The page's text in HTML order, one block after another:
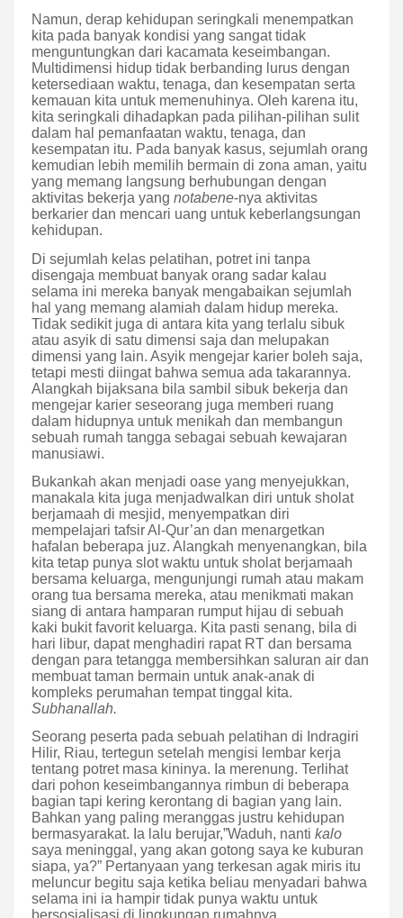
Namun, derap kehidupan seringkali menempatkan
kita pada banyak kondisi yang sangat tidak
menguntungkan dari kacamata keseimbangan.
Multidimensi hidup tidak berbanding lurus dengan
ketersediaan waktu, tenaga, dan kesempatan serta
kemauan kita untuk memenuhinya. Oleh karena itu,
kita seringkali dihadapkan pada pilihan-pilihan sulit
dalam hal pemanfaatan waktu, tenaga, dan
kesempatan itu. Pada banyak kasus, sejumlah orang
kemudian lebih memilih bermain di zona aman, yaitu
yang memang langsung berhubungan dengan
aktivitas bekerja yang notabene-nya aktivitas
berkarier dan mencari uang untuk keberlangsungan
kehidupan.
Di sejumlah kelas pelatihan, potret ini tanpa
disengaja membuat banyak orang sadar kalau
selama ini mereka banyak mengabaikan sejumlah
hal yang memang alamiah dalam hidup mereka.
Tidak sedikit juga di antara kita yang terlalu sibuk
atau asyik di satu dimensi saja dan melupakan
dimensi yang lain. Asyik mengejar karier boleh saja,
tetapi mesti diingat bahwa semua ada takarannya.
Alangkah bijaksana bila sambil sibuk bekerja dan
mengejar karier seseorang juga memberi ruang
dalam hidupnya untuk menikah dan membangun
sebuah rumah tangga sebagai sebuah kewajaran
manusiawi.
Bukankah akan menjadi oase yang menyejukkan,
manakala kita juga menjadwalkan diri untuk sholat
berjamaah di mesjid, menyempatkan diri
mempelajari tafsir Al-Qur’an dan menargetkan
hafalan beberapa juz. Alangkah menyenangkan, bila
kita tetap punya slot waktu untuk sholat berjamaah
bersama keluarga, mengunjungi rumah atau makam
orang tua bersama mereka, atau menikmati makan
siang di antara hamparan rumput hijau di sebuah
kaki bukit favorit keluarga. Kita pasti senang, bila di
hari libur, dapat menghadiri rapat RT dan bersama
dengan para tetangga membersihkan saluran air dan
membuat taman bermain untuk anak-anak di
kompleks perumahan tempat tinggal kita.
Subhanallah.
Seorang peserta pada sebuah pelatihan di Indragiri
Hilir, Riau, tertegun setelah mengisi lembar kerja
tentang potret masa kininya. Ia merenung. Terlihat
dari pohon keseimbangannya rimbun di beberapa
bagian tapi kering kerontang di bagian yang lain.
Bahkan yang paling meranggas justru kehidupan
bermasyarakat. Ia lalu berujar,”Waduh, nanti kalo
saya meninggal, yang akan gotong saya ke kuburan
siapa, ya?” Pertanyaan yang terkesan agak miris itu
meluncur begitu saja ketika beliau menyadari bahwa
selama ini ia hampir tidak punya waktu untuk